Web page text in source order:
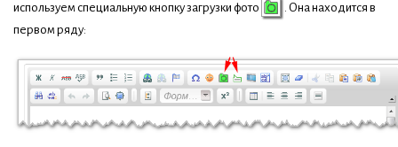
используем специальную кнопку загрузки фото
. Она находится в
первом ряду: